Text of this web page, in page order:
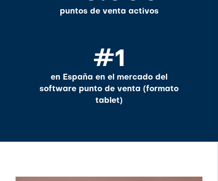
puntos de venta activos
#1
en España en el mercado del
software punto de venta (formato
tablet)